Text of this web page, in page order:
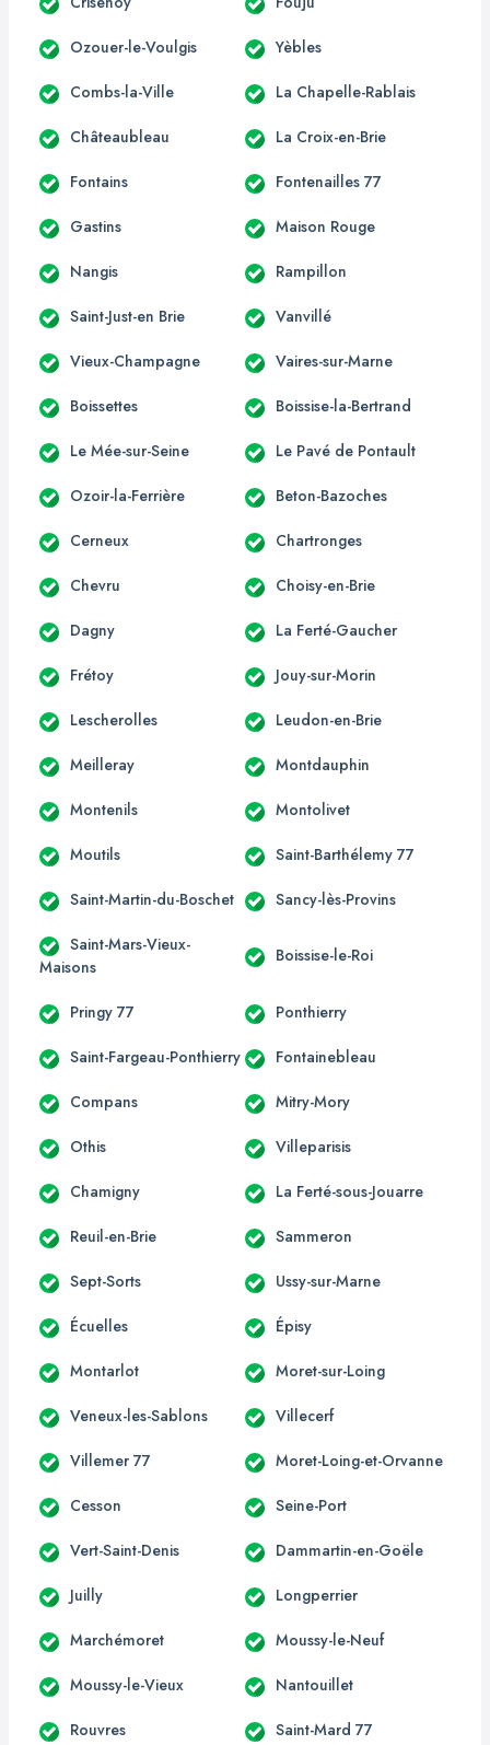
Ozouer-le-Voulgis Yèbles
Combs-la-Ville La Chapelle-Rablais
Châteaubleau La Croix-en-Brie
Fontains Fontenailles 77
Gastins Maison Rouge
Nangis Rampillon
Saint-Just-en Brie Vanvillé
Vieux-Champagne Vaires-sur-Marne
Boissettes Boissise-la-Bertrand
Le Mée-sur-Seine Le Pavé de Pontault
Ozoir-la-Ferrière Beton-Bazoches
Cerneux Chartronges
Chevru Choisy-en-Brie
Dagny La Ferté-Gaucher
Frétoy Jouy-sur-Morin
Lescherolles Leudon-en-Brie
Meilleray Montdauphin
Montenils Montolivet
Moutils Saint-Barthélemy 77
Saint-Martin-du-Boschet Sancy-lès-Provins
Saint-Mars-Vieux-
Maisons
Boissise-le-Roi
Pringy 77 Ponthierry
Saint-Fargeau-Ponthierry Fontainebleau
Compans Mitry-Mory
Othis Villeparisis
Chamigny La Ferté-sous-Jouarre
Reuil-en-Brie Sammeron
Sept-Sorts Ussy-sur-Marne
Écuelles Épisy
Montarlot Moret-sur-Loing
Veneux-les-Sablons Villecerf
Villemer 77 Moret-Loing-et-Orvanne
Cesson Seine-Port
Vert-Saint-Denis Dammartin-en-Goële
Juilly Longperrier
Marchémoret Moussy-le-Neuf
Moussy-le-Vieux Nantouillet
Rouvres Saint-Mard 77